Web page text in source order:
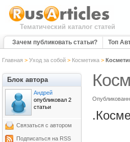
Тематический каталог статей
Зачем публиковать статьи? Топ
Главная > Уход за собой> Косметика>
Блок автора
Андрей
опубликовал 2
статьи
Связаться с автором
Подписаться на RSS